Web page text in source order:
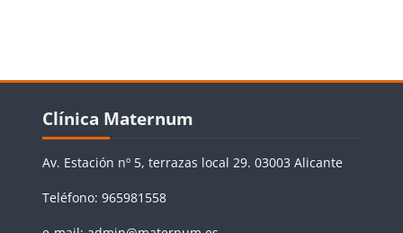
Bloques
Clínica Maternum
Av. Estación nº 5, terrazas local 29. 03003 Alicante
Teléfono: 965981558